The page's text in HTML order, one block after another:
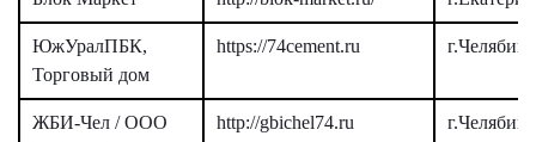
ЮжУралПБК,
Торговый дом
https://74cement.ru
ЖБИ-Чел / ООО
http://gbichel74.ru